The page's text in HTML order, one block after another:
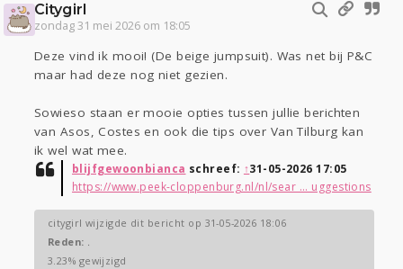
Citygirl
zondag 31 mei 2026 om 18:05
Deze vind ik mooi! (De beige jumpsuit). Was net bij P&C
maar had deze nog niet gezien.
Sowieso staan er mooie opties tussen jullie berichten
van Asos, Costes en ook die tips over Van Tilburg kan
ik wel wat mee.
blijfgewoonbianca schreef: ↑31-05-2026 17:05
https://www.peek-cloppenburg.nl/nl/sear ... uggestions
citygirl wijzigde dit bericht op 31-05-2026 18:06
Reden: .
3.23% gewijzigd